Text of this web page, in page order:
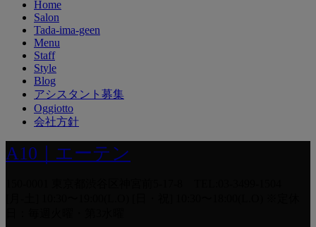
Home
Salon
Tada-ima-geen
Menu
Staff
Style
Blog
アシスタント募集
Oggiotto
会社方針
A10｜エーテン